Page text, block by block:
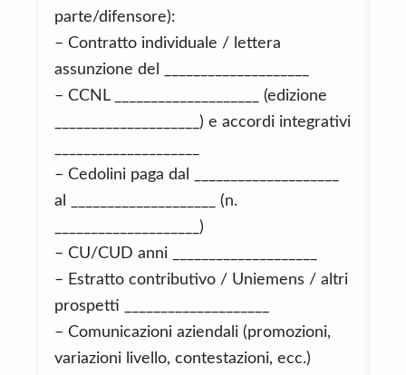
parte/difensore):
– Contratto individuale / lettera
assunzione del ____________________
– CCNL ____________________ (edizione
____________________) e accordi integrativi
– Cedolini paga dal ____________________
al ____________________ (n.
____________________)
– CU/CUD anni ____________________
– Estratto contributivo / Uniemens / altri
prospetti ____________________
– Comunicazioni aziendali (promozioni,
variazioni livello, contestazioni, ecc.)